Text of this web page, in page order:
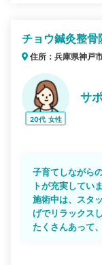
チョウ鍼灸整骨
住所：兵庫県神戸
20代 女性
サ
子育てしながら
トが充実してい
施術中は、スタ
げでリラックス
たくさんあって